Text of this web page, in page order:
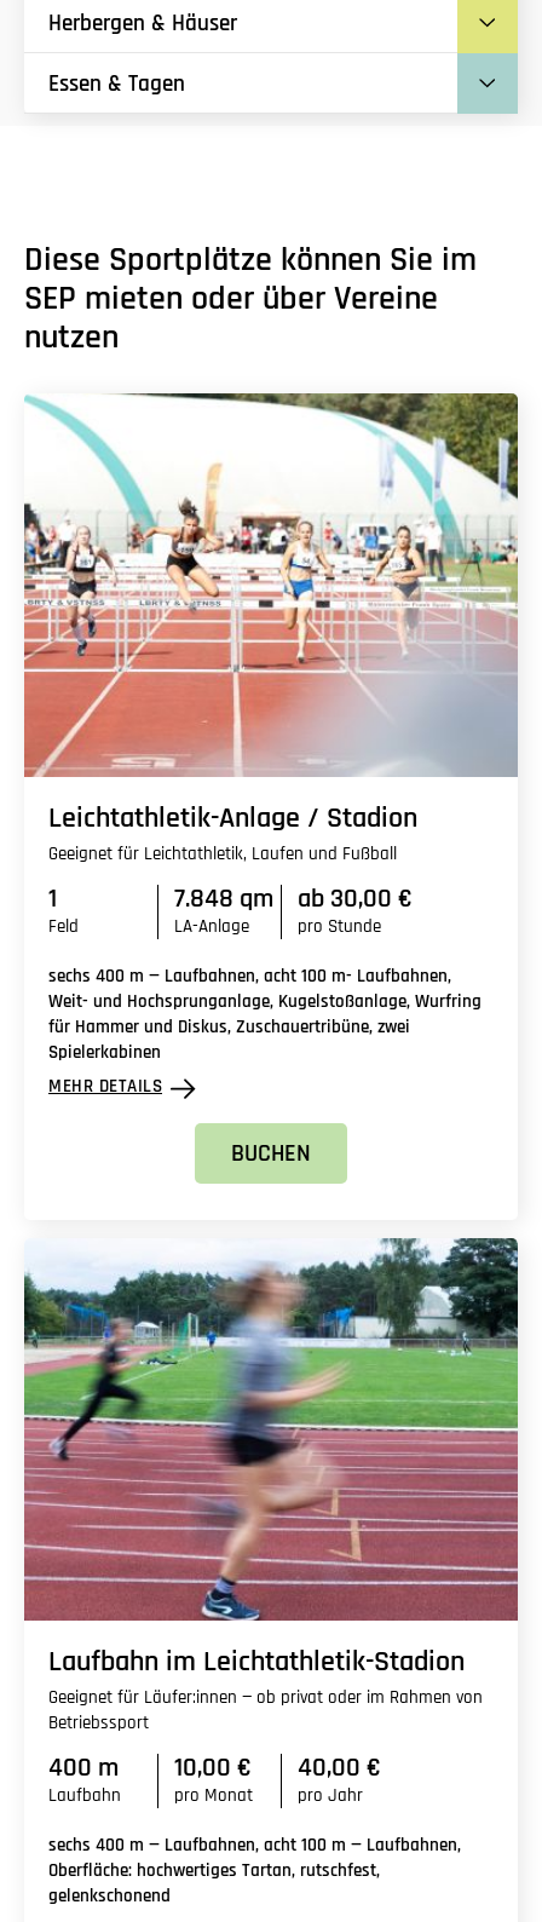
Herbergen & Häuser
Essen & Tagen
Diese Sportplätze können Sie im
SEP mieten oder über Vereine
nutzen
Leichtathletik-Anlage / Stadion
Geeignet für Leichtathletik, Laufen und Fußball
1
Feld
7.848 qm
LA-Anlage
ab 30,00 €
pro Stunde
sechs 400 m — Laufbahnen, acht 100 m- Laufbahnen,
Weit- und Hochsprunganlage, Kugelstoßanlage, Wurfring
für Hammer und Diskus, Zuschauertribüne, zwei
Spielerkabinen
MEHR DETAILS
BUCHEN
Laufbahn im Leichtathletik-Stadion
Geeignet für Läufer:innen — ob privat oder im Rahmen von
Betriebssport
400 m
Laufbahn
10,00 €
pro Monat
40,00 €
pro Jahr
sechs 400 m — Laufbahnen, acht 100 m — Laufbahnen,
Oberfläche: hochwertiges Tartan, rutschfest,
gelenkschonend